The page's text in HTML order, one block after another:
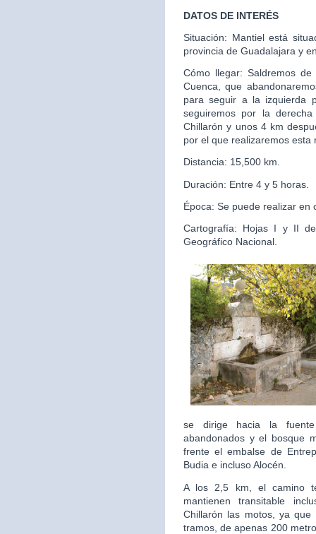
DATOS DE INTERÉS
Situación: Mantiel está
provincia de Guadalajara y
Cómo llegar: Saldremos
Cuenca, que
para seguir a la izquierda
seguiremos por la
Chillarón y unos 4 km
por el que realizaremos esta
Distancia: 15,500 km.
Duración: Entre 4 y 5 horas.
Época: Se puede realizar
Cartografía: Hojas I y II
Geográfico Nacional.
se dirige hacia la
abandonados y el bosque
frente el embalse de
Budia e incluso Alocén.
A los 2,5 km, el camino
mantienen transitable
Chillarón las motos, ya
tramos, de apenas 200